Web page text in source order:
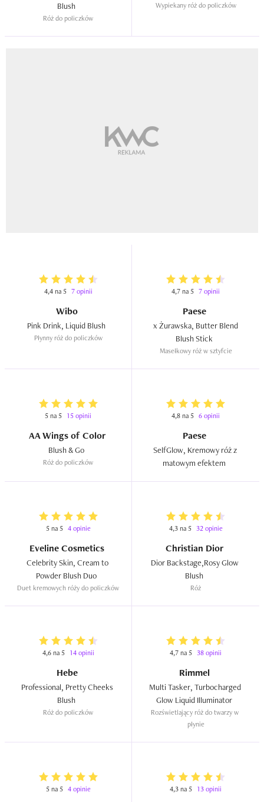
Róż do policzków
Wypiekany róż do policzków
4,4 na 5 7 opinii
Wibo
Płynny róż do policzków
4,7 na 5 7 opinii
Paese
x Żurawska, Butter Blend
Masełkowy róż w sztyfcie
5 na 5 15 opinii
AA Wings of Color
Róż do policzków
4,8 na 5 6 opinii
Paese
SelfGlow, Kremowy róż z
5 na 5 4 opinie
Eveline Cosmetics
Celebrity Skin, Cream to
Duet kremowych róży do policzków
4,3 na 5 32 opinie
Christian Dior
Dior Backstage,Rosy Glow
Róż
4,6 na 5 14 opinii
Hebe
Professional, Pretty Cheeks
Róż do policzków
4,7 na 5 38 opinii
Rimmel
Multi Tasker, Turbocharged
Rozświetlający róż do twarzy w
płynie
5 na 5 4 opinie 4,3 na 5 13 opinii